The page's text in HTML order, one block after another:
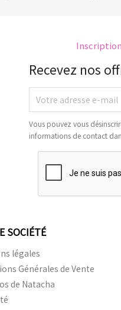
Recevez nos
Vous pouvez vous
informations de contact
SOCIÉTÉ
légales
Générales de Vente
de Natacha